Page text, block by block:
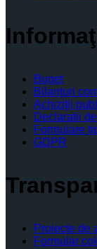
Buget
Bilanţuri
Achiziţii
Declaratii
Formulare
GDPR
Proiecte de
Formular